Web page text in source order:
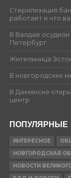
Стерилизация
работает и что
В Валдае
Петербург
Жительница
В новгородских
В Демянске
центр
ПОПУЛЯРНЫЕ
ИНТЕРЕСНОЕ
НОВГОРОДСКАЯ
НОВОСТИ